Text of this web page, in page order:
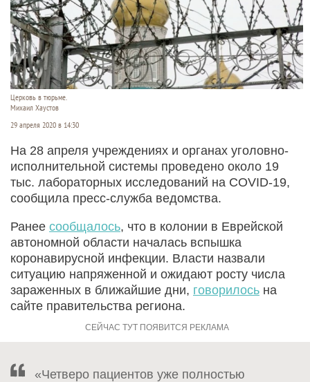
Церковь в тюрьме.
Михаил Хаустов
29 апреля 2020 в 14:30
На 28 апреля учреждениях и органах уголовно-
исполнительной системы проведено около 19
тыс. лабораторных исследований на COVID-19,
сообщила пресс-служба ведомства.
Ранее сообщалось, что в колонии в Еврейской
автономной области началась вспышка
коронавирусной инфекции. Власти назвали
ситуацию напряженной и ожидают росту числа
зараженных в ближайшие дни, говорилось на
сайте правительства региона.
«Четверо пациентов уже полностью